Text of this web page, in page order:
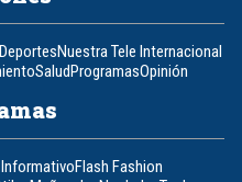
DeportesNuestra Tele Internacional
SaludProgramasOpinión
InformativoFlash Fashion